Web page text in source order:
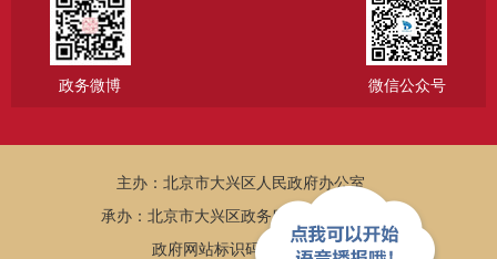
政务微博 微信公众号
主办：北京市大兴区人民政府办公室
承办：北京市大兴区政务服务和数据管理局
政府网站标识码：1101150005